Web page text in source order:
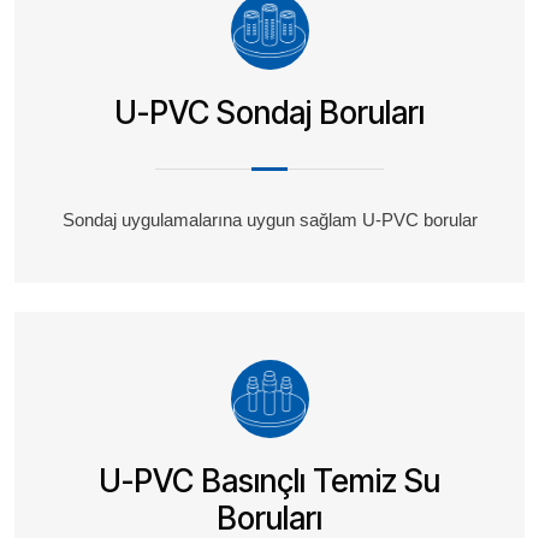
U-PVC Sondaj Boruları
Sondaj uygulamalarına uygun sağlam U-PVC borular
U-PVC Basınçlı Temiz Su
Boruları